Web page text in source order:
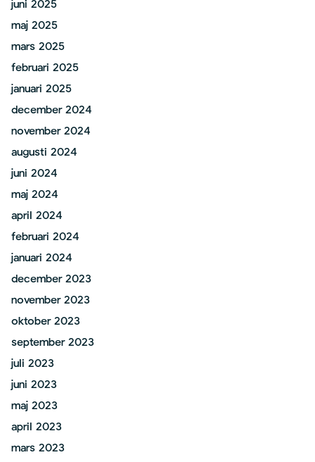
juni 2025
maj 2025
mars 2025
februari 2025
januari 2025
december 2024
november 2024
augusti 2024
juni 2024
maj 2024
april 2024
februari 2024
januari 2024
december 2023
november 2023
oktober 2023
september 2023
juli 2023
juni 2023
maj 2023
april 2023
mars 2023